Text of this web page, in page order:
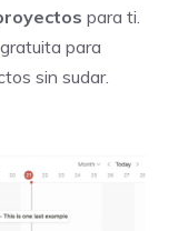
para ti.
para
sin sudar.